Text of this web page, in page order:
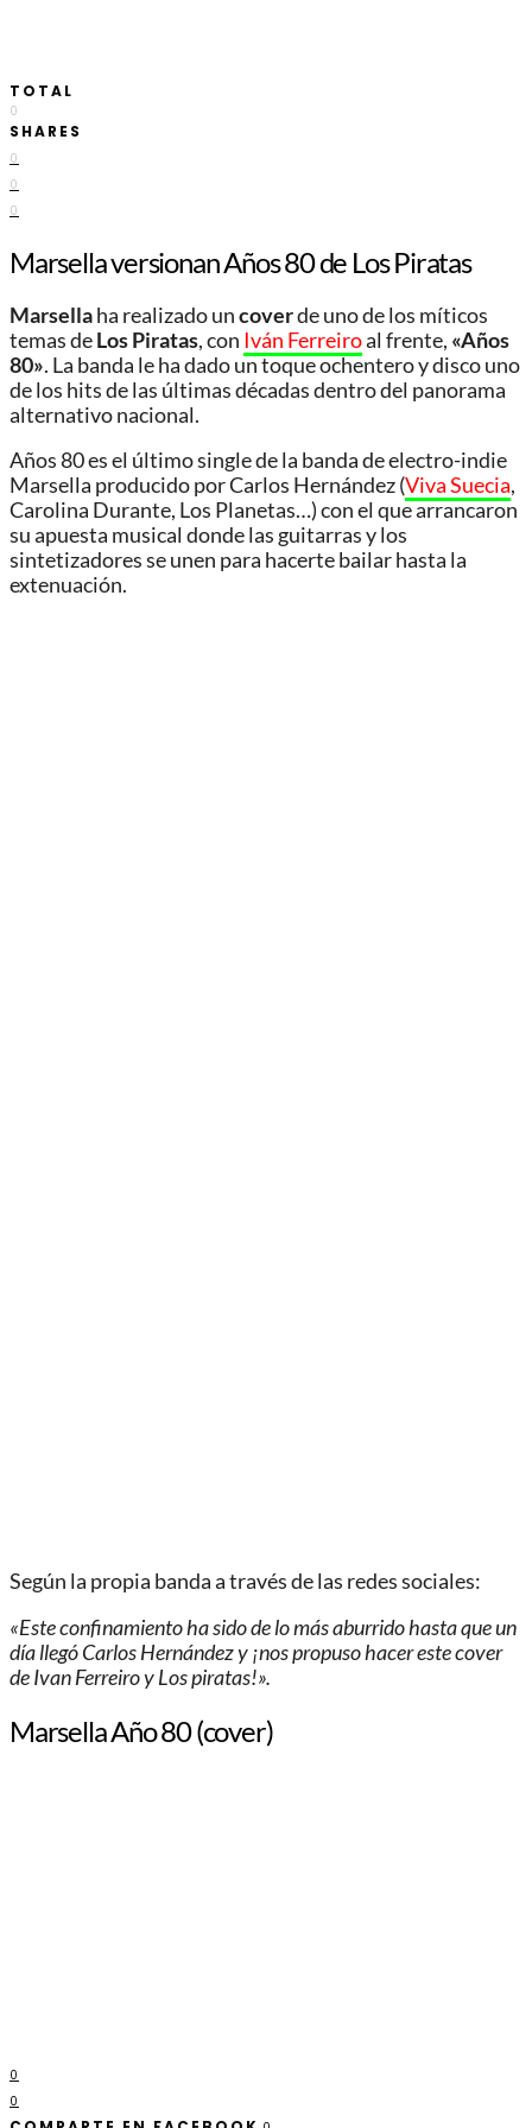
TOTAL
0
SHARES
0
0
0
Marsella versionan Años 80 de Los Piratas
Marsellaha realizado uncoverde uno de los míticos
temas deLos Piratas, con Iván Ferreiroal frente, «Años
80». La banda le ha dado un toque ochentero y disco uno
de los hits de las últimas décadas dentro del panorama
alternativo nacional.
Años 80 es el último single de la banda de electro-indie
Marsella producido por Carlos Hernández (Viva Suecia,
Carolina Durante, Los Planetas…) con el que arrancaron
su apuesta musical donde las guitarras y los
sintetizadores se unen para hacerte bailar hasta la
extenuación.
Según la propia banda a través de las redes sociales:
«Este confinamiento ha sido de lo más aburrido hasta que un
día llegó Carlos Hernández y ¡nos propuso hacer este cover
de Ivan Ferreiro y Los piratas!».
Marsella Año 80 (cover)
0
0